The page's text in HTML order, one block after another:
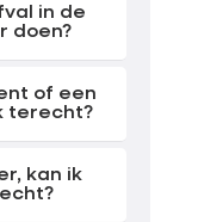
in de
doen?
of een
terecht?
kan ik